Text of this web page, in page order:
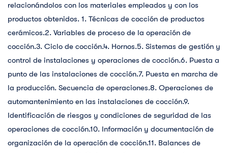
relacionándolos con los materiales empleados y con los
productos obtenidos. 1. Técnicas de cocción de productos
cerámicos.2. Variables de proceso de la operación de
cocción.3. Ciclo de cocción.4. Hornos.5. Sistemas de gestión y
control de instalaciones y operaciones de cocción.6. Puesta a
punto de las instalaciones de cocción.7. Puesta en marcha de
la producción. Secuencia de operaciones.8. Operaciones de
automantenimiento en las instalaciones de cocción.9.
Identificación de riesgos y condiciones de seguridad de las
operaciones de cocción.10. Información y documentación de
organización de la operación de cocción.11. Balances de